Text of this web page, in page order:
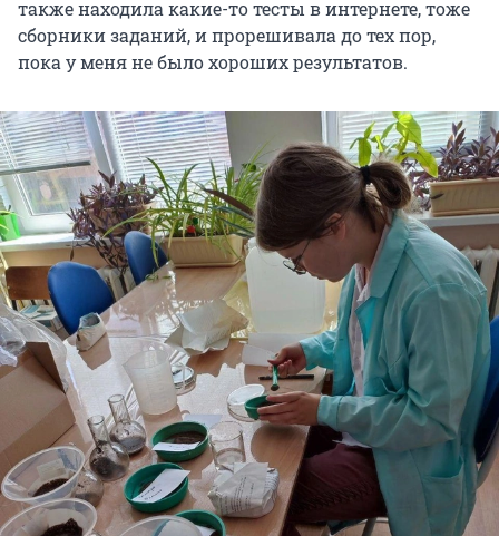
также находила какие-то тесты в интернете, тоже
сборники заданий, и прорешивала до тех пор,
пока у меня не было хороших результатов.